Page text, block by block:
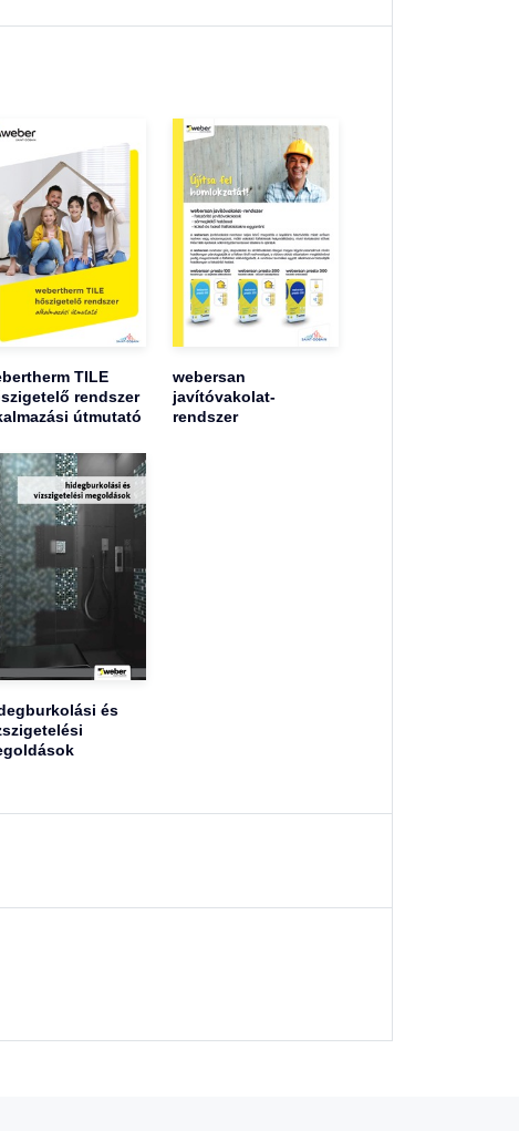
TILE
rendszer
útmutató
webersan
javítóvakolat-
rendszer
és